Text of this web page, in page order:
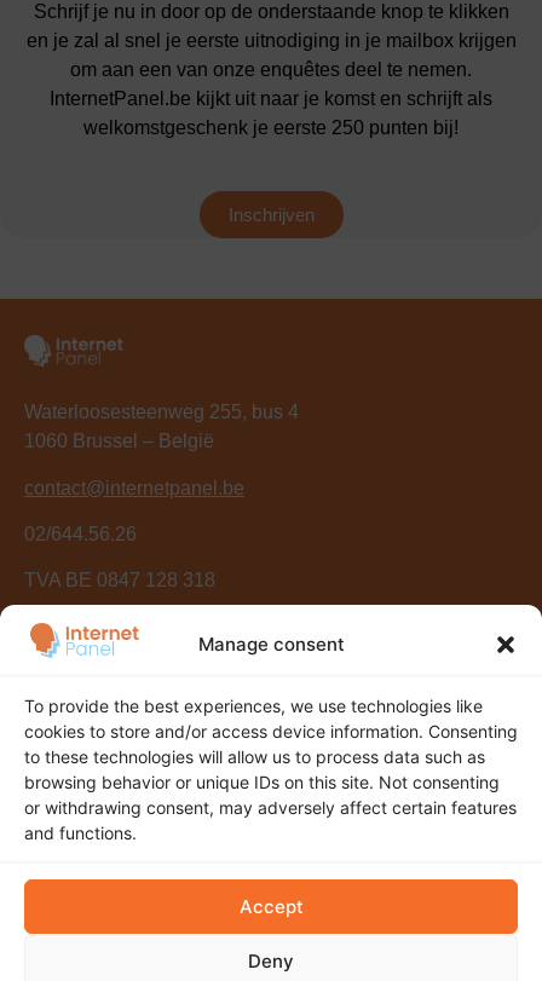
Manage consent
To provide the best experiences, we use technologies like
cookies to store and/or access device information. Consenting
to these technologies will allow us to process data such as
browsing behavior or unique IDs on this site. Not consenting
or withdrawing consent, may adversely affect certain features
and functions.
Accept
Deny
Schrijf je nu in door op de onderstaande knop te klikken
en je zal al snel je eerste uitnodiging in je mailbox krijgen
om aan een van onze enquêtes deel te nemen.
InternetPanel.be kijkt uit naar je komst en schrijft als
welkomstgeschenk je eerste 250 punten bij!
Inschrijven
Waterloosesteenweg 255, bus 4
1060 Brussel – België
contact@internetpanel.be
02/644.56.26
TVA BE 0847 128 318
Mijn account
Vertrouwelijkheidsbeleid
InternetPanel.be is het online onderzoekspanel van het